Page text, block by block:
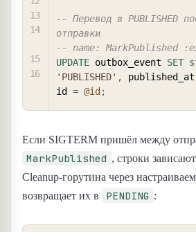
-- Перевод в PUBLISHED
отправки
-- name: MarkPublished
UPDATE outbox_event SET
'PUBLISHED' , published_at
id = @id ;
Если SIGTERM пришёл между
MarkPublished , строки
Cleanup-горутина через
возвращает их в
PENDING :